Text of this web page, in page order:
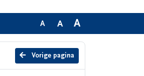
A A A
Vorige pagina